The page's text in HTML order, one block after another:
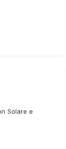
Solare e